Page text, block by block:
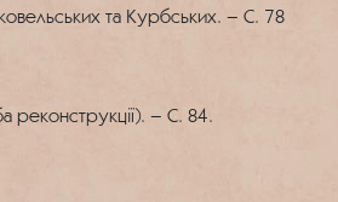
та Курбських. – С. 78
реконструкції). – С. 84.